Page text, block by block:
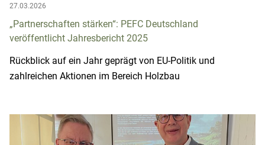
27.03.2026
„Partnerschaften stärken“: PEFC Deutschland
veröffentlicht Jahresbericht 2025
Rückblick auf ein Jahr geprägt von EU-Politik und
zahlreichen Aktionen im Bereich Holzbau